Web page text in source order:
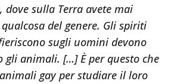
sulla Terra avete mai
del genere. Gli spiriti
sugli uomini devono
gli animali. […] È per questo che
gay per studiare il loro